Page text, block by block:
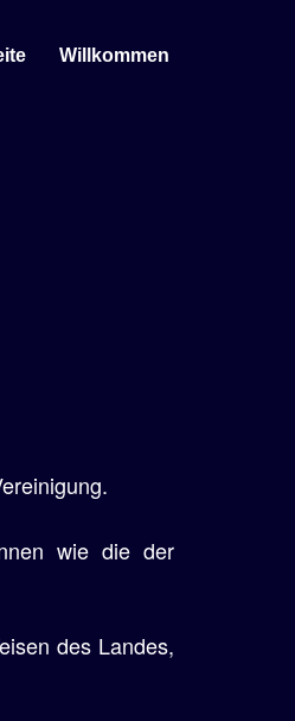
Willkommen
wie die der
des Landes,